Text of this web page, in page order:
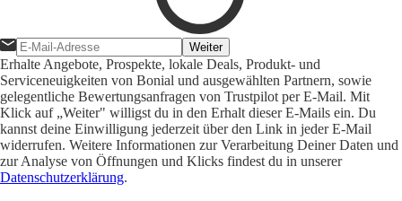
Weiter
Erhalte Angebote, Prospekte, lokale Deals, Produkt- und
Serviceneuigkeiten von Bonial und ausgewählten Partnern, sowie
gelegentliche Bewertungsanfragen von Trustpilot per E-Mail. Mit
Klick auf „Weiter" willigst du in den Erhalt dieser E-Mails ein. Du
kannst deine Einwilligung jederzeit über den Link in jeder E-Mail
widerrufen. Weitere Informationen zur Verarbeitung Deiner Daten und
zur Analyse von Öffnungen und Klicks findest du in unserer
Datenschutzerklärung.